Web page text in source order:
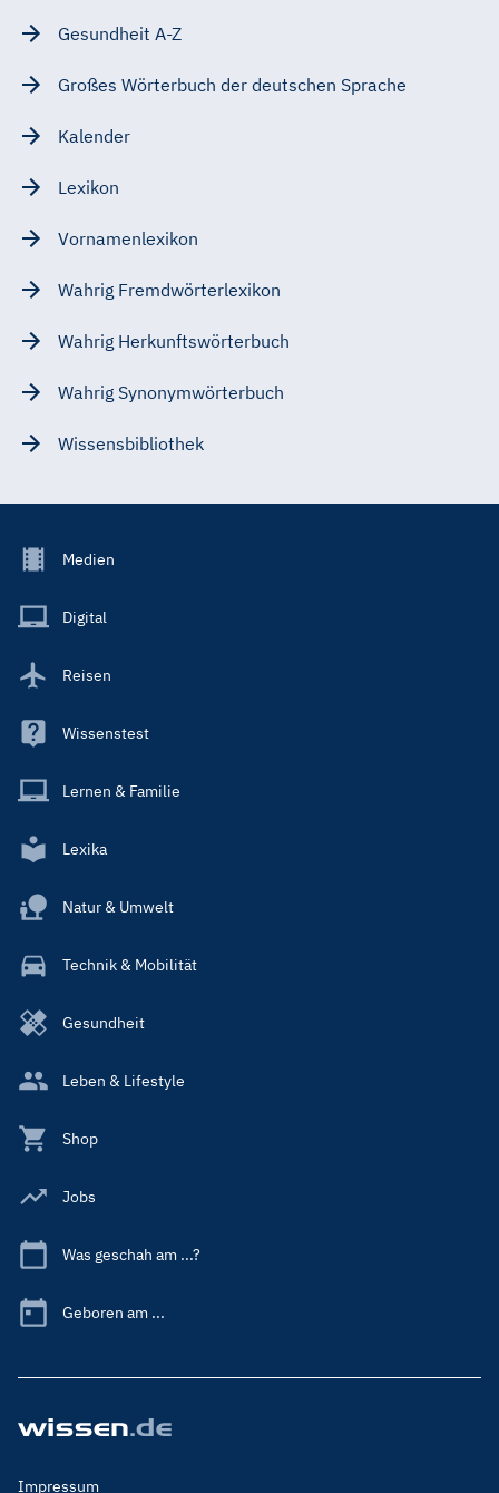
Gesundheit A-Z
Großes Wörterbuch der deutschen Sprache
Kalender
Lexikon
Vornamenlexikon
Wahrig Fremdwörterlexikon
Wahrig Herkunftswörterbuch
Wahrig Synonymwörterbuch
Wissensbibliothek
Footer
Main
Medien
Digital
Reisen
Wissenstest
Lernen & Familie
Lexika
Natur & Umwelt
Technik & Mobilität
Gesundheit
Leben & Lifestyle
Shop
Jobs
Was geschah am ...?
Geboren am ...
Footer
Impressum